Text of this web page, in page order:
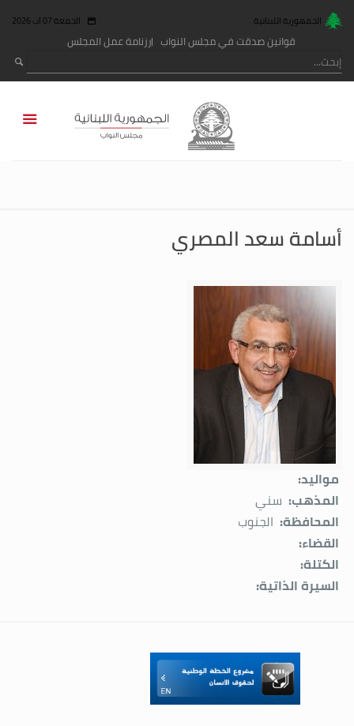
الجمهورية اللبنانية الجمعة 07 آب 2026
قوانين صدقت في مجلس النواب رزنامة عمل المجلس
أسامة سعد المصري
مواليد:
المذهب: سني
المحافظة: الجنوب
القضاء:
الكتلة:
السيرة الذاتية: